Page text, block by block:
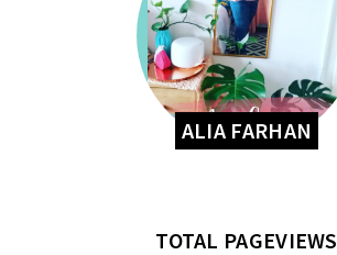
ALIA FARHAN
TOTAL PAGEVIEWS